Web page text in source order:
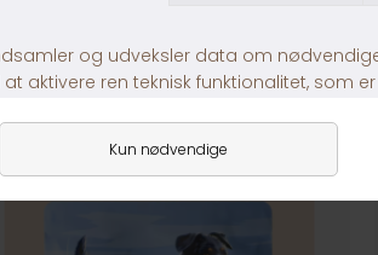
ANDRE